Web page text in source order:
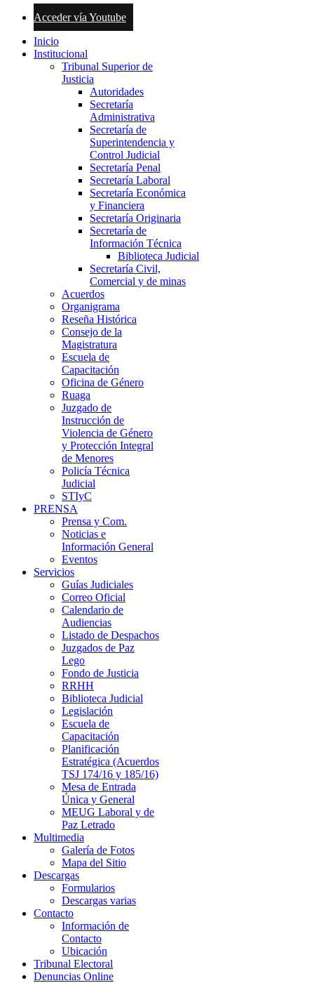
Acceder vía Youtube
Inicio
Institucional
Tribunal Superior de
Justicia
Autoridades
Secretaría
Administrativa
Secretaría de
Superintendencia y
Control Judicial
Secretaría Penal
Secretaría Laboral
Secretaría Económica
y Financiera
Secretaría Originaria
Secretaría de
Información Técnica
Biblioteca Judicial
Secretaría Civil,
Comercial y de minas
Acuerdos
Organigrama
Reseña Histórica
Consejo de la
Magistratura
Escuela de
Capacitación
Oficina de Género
Ruaga
Juzgado de
Instrucción de
Violencia de Género
y Protección Integral
de Menores
Policía Técnica
Judicial
STIyC
PRENSA
Prensa y Com.
Noticias e
Información General
Eventos
Servicios
Guías Judiciales
Correo Oficial
Calendario de
Audiencias
Listado de Despachos
Juzgados de Paz
Lego
Fondo de Justicia
RRHH
Biblioteca Judicial
Legislación
Escuela de
Capacitación
Planificación
Estratégica (Acuerdos
TSJ 174/16 y 185/16)
Mesa de Entrada
Única y General
MEUG Laboral y de
Paz Letrado
Multimedia
Galería de Fotos
Mapa del Sitio
Descargas
Formularios
Descargas varias
Contacto
Información de
Contacto
Ubicación
Tribunal Electoral
Denuncias Online